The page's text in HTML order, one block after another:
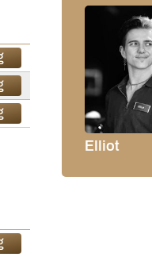
Elliot